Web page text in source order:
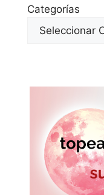
Categorías